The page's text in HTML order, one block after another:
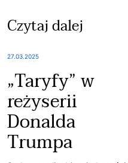
Czytaj dalej
27.03.2025
„Taryfy” w
reżyserii
Donalda
Trumpa